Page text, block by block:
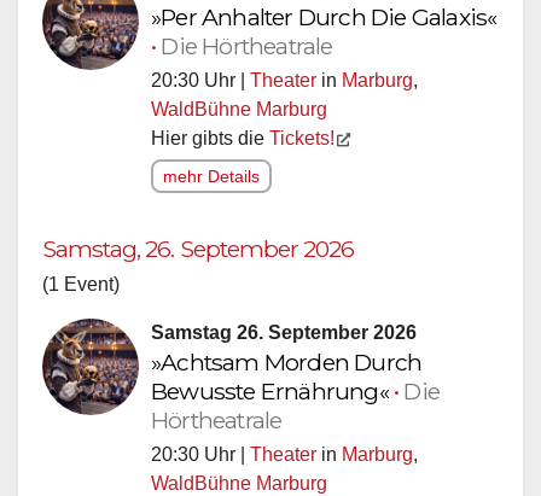
»Per Anhalter Durch Die Galaxis«
• Die Hörtheatrale
20:30 Uhr | Theater in Marburg,
WaldBühne Marburg
Hier gibts die Tickets!
mehr Details
Samstag, 26. September 2026
(1 Event)
Samstag 26. September 2026
»Achtsam Morden Durch
Bewusste Ernährung«• Die
Hörtheatrale
20:30 Uhr | Theater in Marburg,
WaldBühne Marburg